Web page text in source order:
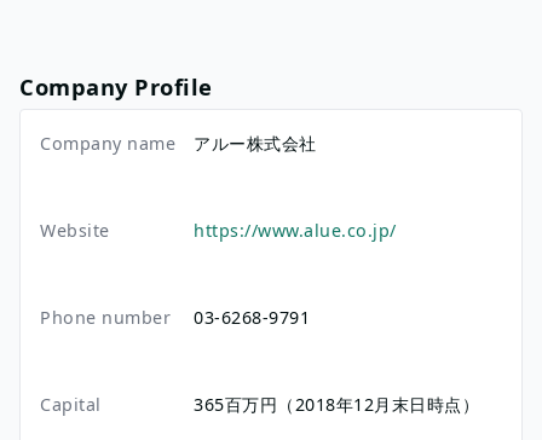
Company Profile
Company name アルー株式会社
Website https://www.alue.co.jp/
Phone number 03-6268-9791
Capital 365百万円（2018年12月末日時点）